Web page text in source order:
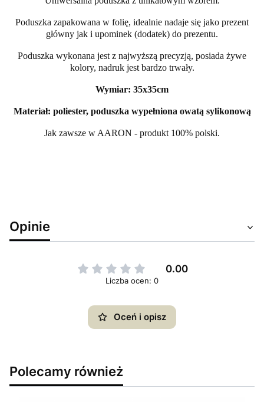
Poduszka zapakowana w folię, idealnie nadaje się jako prezent
główny jak i upominek (dodatek) do prezentu.
Poduszka wykonana jest z najwyższą precyzją, posiada żywe
kolory, nadruk jest bardzo trwały.
Wymiar: 35x35cm
Materiał: poliester, poduszka wypełniona owatą sylikonową
Jak zawsze w AARON - produkt 100% polski.
Opinie
0.00
Liczba ocen: 0
Oceń i opisz
Polecamy również